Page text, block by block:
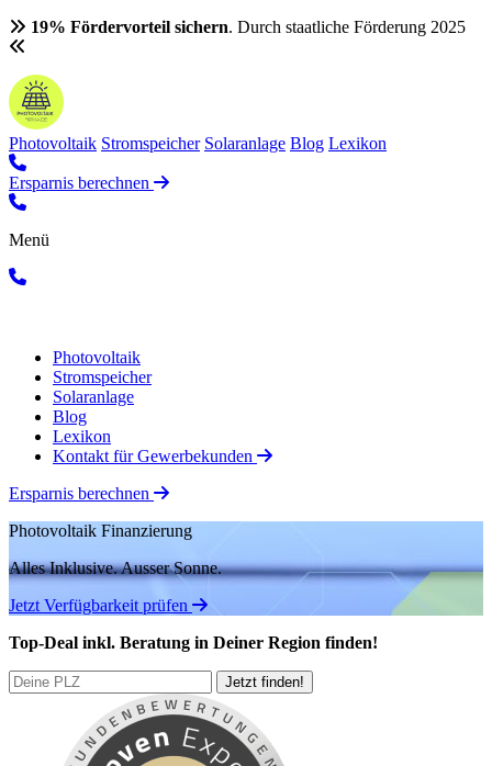
19% Fördervorteil sichern. Durch staatliche Förderung 2025
Photovoltaik Stromspeicher Solaranlage Blog Lexikon
Ersparnis berechnen
Menü
Photovoltaik
Stromspeicher
Solaranlage
Blog
Lexikon
Kontakt für Gewerbekunden
Ersparnis berechnen
Photovoltaik Finanzierung
Alles Inklusive.Ausser Sonne.
Jetzt Verfügbarkeit prüfen
Top-Deal inkl. Beratung in Deiner Region finden!